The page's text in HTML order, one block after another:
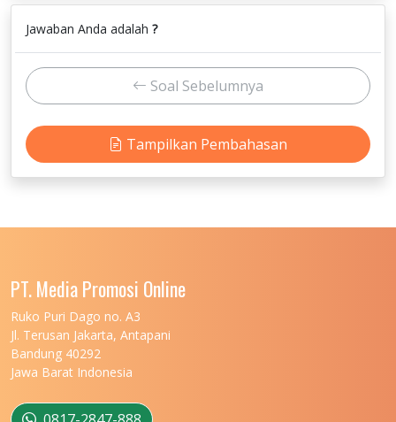
Jawaban Anda adalah ?
Soal Sebelumnya
Tampilkan Pembahasan
PT. Media Promosi Online
Ruko Puri Dago no. A3
Jl. Terusan Jakarta, Antapani
Bandung 40292
Jawa Barat Indonesia